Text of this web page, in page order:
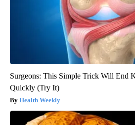
Surgeons: This Simple Trick Will End
Quickly (Try It)
Health Weekly